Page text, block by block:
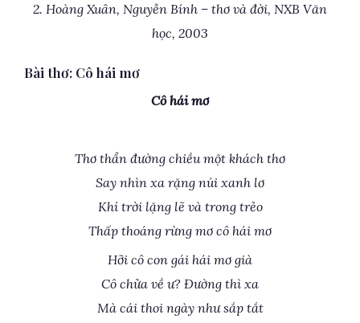
2. Hoàng Xuân, Nguyễn Bính – thơ và đời, NXB Văn
học, 2003
Bài thơ: Cô hái mơ
Cô hái mơ
Thơ thẩn đường chiều một khách thơ
Say nhìn xa rặng núi xanh lơ
Khí trời lặng lẽ và trong trẻo
Thấp thoáng rừng mơ cô hái mơ
Hỡi cô con gái hái mơ già
Cô chửa về ư? Đường thì xa
Mà cái thoi ngày như sắp tắt